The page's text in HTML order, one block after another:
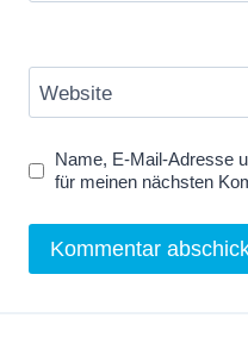
Website
Name, E-Mail-Adresse
für meinen nächsten